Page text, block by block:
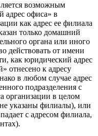
возможным
адрес офиса» в
как адрес ее филиала
только домашний
органа или иного
действовать от имени
как юридический адрес
отнесено к адресу
в любом случае адрес
подразделения с
организации в целом
указаны филиалы), или
с адресом филиала,